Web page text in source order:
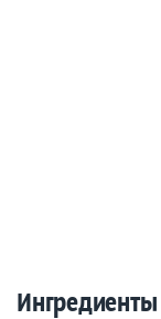
Ингредиенты